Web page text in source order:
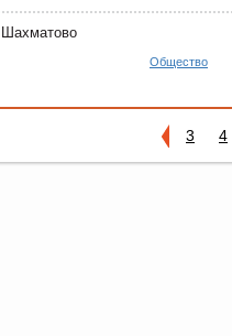
Общество
3 4